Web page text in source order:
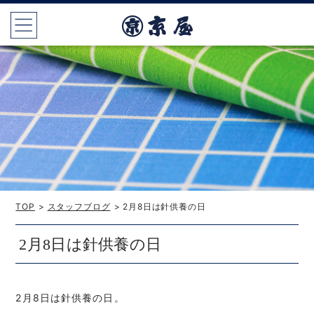
TOP > スタッフブログ > 2月8日は針供養の日
2月8日は針供養の日
2月8日は針供養の日。